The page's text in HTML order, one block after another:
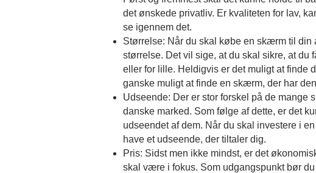
det ønskede privatliv. Er kvaliteten for lav,
se igennem det.
Størrelse: Når du skal købe en skærm til din
størrelse. Det vil sige, at du skal sikre, at du
eller for lille. Heldigvis er det muligt at finde
ganske muligt at finde en skærm, der har
Udseende: Der er stor forskel på de mange
danske marked. Som følge af dette, er det
udseendet af dem. Når du skal investere i
have et udseende, der tiltaler dig.
Pris: Sidst men ikke mindst, er det
skal være i fokus. Som udgangspunkt bør